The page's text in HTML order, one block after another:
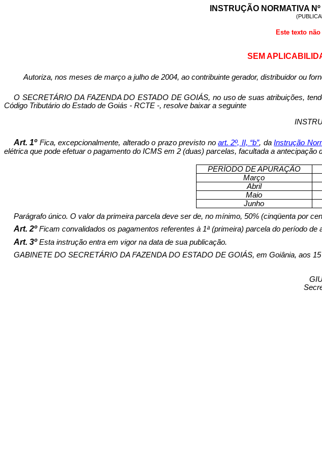
INSTRUÇÃO NORMATIVA
Este texto
SEM
Autoriza, nos meses de março a julho de 2004, ao contribuinte gerador, distribuidor ou
O SECRETÁRIO DA FAZENDA DO ESTADO DE GOIÁS, no uso de suas atribuições,
Código Tributário do Estado de Goiás - RCTE -, resolve baixar a seguinte
Art. 1º Fica, excepcionalmente, alterado o prazo previsto noart. 2º, II, “b”, daInstrução
elétrica que pode efetuar o pagamento do ICMS em 2 (duas) parcelas, facultada a
PERÍODO DE APURAÇÃO
Março
Abril
Maio
Junho
Parágrafo único. O valor da primeira parcela deve ser de, no mínimo, 50% (cinqüenta por
Art. 2ºFicam convalidados os pagamentos referentes à 1ª (primeira) parcela do período
Art. 3ºEsta instrução entra em vigor na data de sua publicação.
GABINETE DO SECRETÁRIO DA FAZENDA DO ESTADO DE GOIÁS, em Goiânia, aos